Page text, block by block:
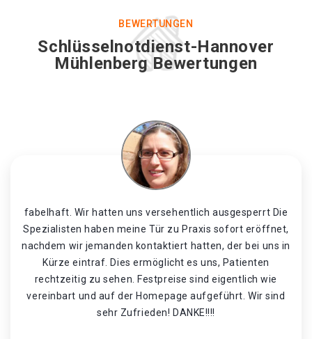
BEWERTUNGEN
Schlüsselnotdienst-Hannover
Mühlenberg Bewertungen
fabelhaft. Wir hatten uns versehentlich ausgesperrt Die
Spezialisten haben meine Tür zu Praxis sofort eröffnet,
nachdem wir jemanden kontaktiert hatten, der bei uns in
Kürze eintraf. Dies ermöglicht es uns, Patienten
rechtzeitig zu sehen. Festpreise sind eigentlich wie
vereinbart und auf der Homepage aufgeführt. Wir sind
sehr Zufrieden! DANKE!!!!